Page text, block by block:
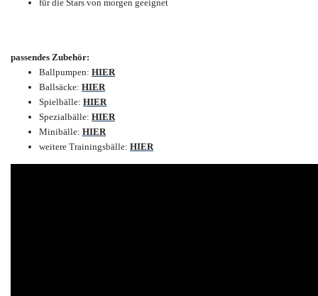
für die Stars von morgen geeignet
passendes Zubehör:
Ballpumpen: HIER
Ballsäcke: HIER
Spielbälle: HIER
Spezialbälle: HIER
Minibälle: HIER
weitere Trainingsbälle: HIER